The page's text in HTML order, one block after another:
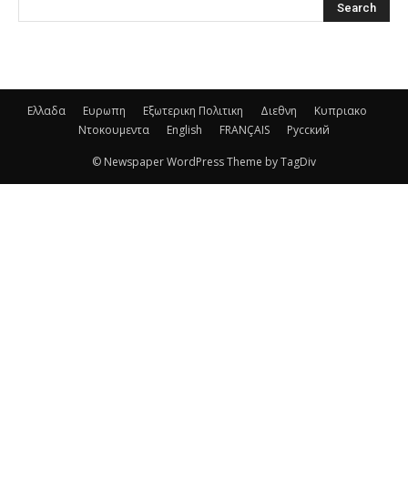
Ελλαδα Ευρωπη Εξωτερικη Πολιτικη Διεθνη
Κυπριακο
Ντοκουμεντα
English FRANÇAIS Русский
© Newspaper WordPress Theme by TagDiv